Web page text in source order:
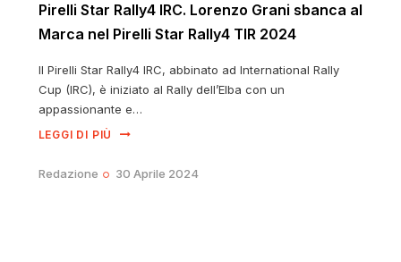
Pirelli Star Rally4 IRC. Lorenzo Grani sbanca al
Marca nel Pirelli Star Rally4 TIR 2024
Il Pirelli Star Rally4 IRC, abbinato ad International Rally
Cup (IRC), è iniziato al Rally dell’Elba con un
appassionante e…
LEGGI DI PIÙ
Redazione 30 Aprile 2024